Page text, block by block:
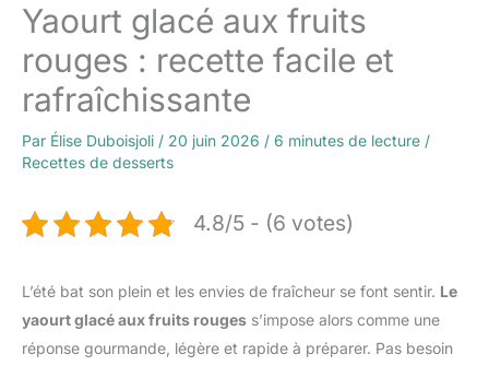
Yaourt glacé aux fruits
rouges : recette facile et
rafraîchissante
Par Élise Duboisjoli / 20 juin 2026 / 6 minutes de lecture /
Recettes de desserts
4.8/5 - (6 votes)
L’été bat son plein et les envies de fraîcheur se font sentir. Le
yaourt glacé aux fruits rouges s’impose alors comme une
réponse gourmande, légère et rapide à préparer. Pas besoin